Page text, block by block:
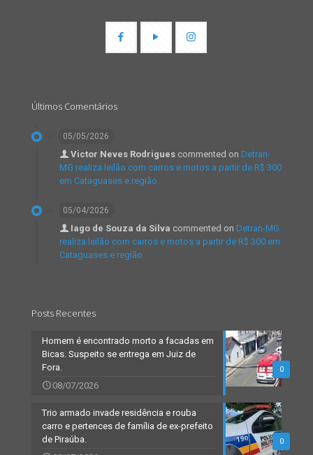
Últimos Comentários
05/05/2026
Victor Neves Rodrigues commented on Detran-
MG realiza leilão com carros e motos a partir de R$ 300
em Cataguases e região.
05/04/2026
Iago de Souza da Silva commented on Detran-MG
realiza leilão com carros e motos a partir de R$ 300 em
Cataguases e região.
Posts Recentes
0
Homem é encontrado morto a facadas em
Bicas. Suspeito se entrega em Juiz de
Fora.
08/07/2026
0
Trio armado invade residência e rouba
carro e pertences de família de ex-prefeito
de Piraúba.